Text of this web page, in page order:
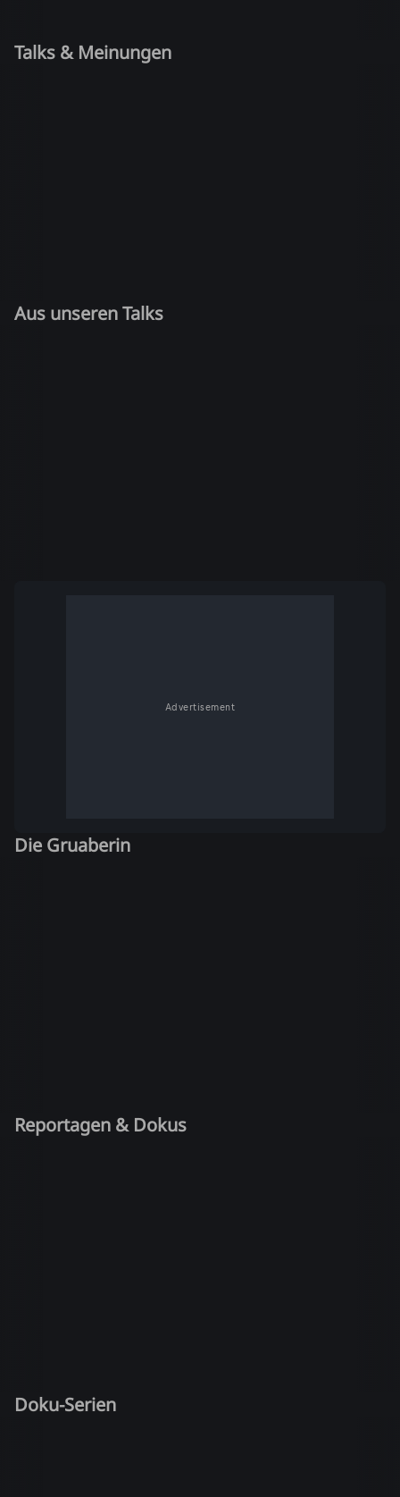
Talks & Meinungen
Aus unseren Talks
Advertisement
Die Gruaberin
Reportagen & Dokus
Doku-Serien